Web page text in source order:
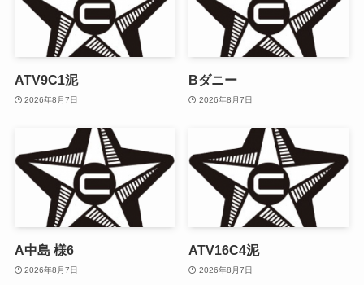
ATV9C1泥
2026年8月7日
Bダニー
2026年8月7日
A中島 様6
2026年8月7日
ATV16C4泥
2026年8月7日